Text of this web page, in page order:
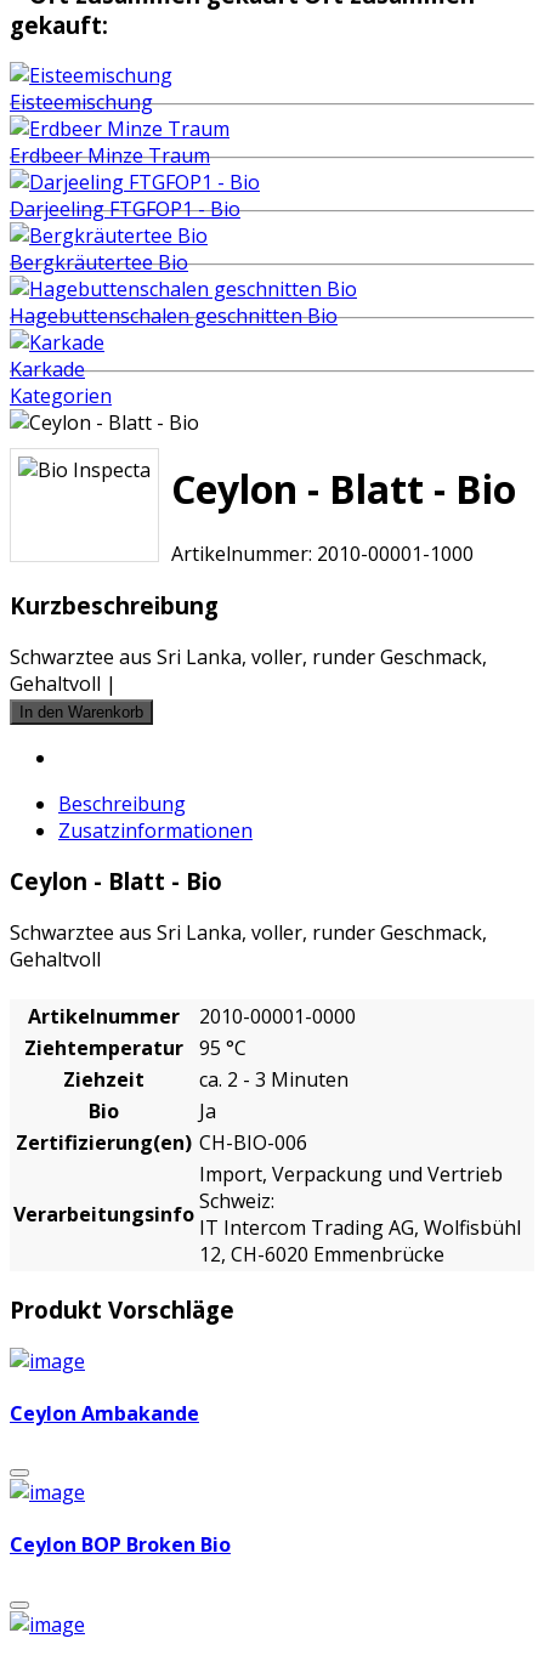
gekauft:
Eisteemischung
Erdbeer Minze Traum
Darjeeling FTGFOP1 - Bio
Bergkräutertee Bio
Hagebuttenschalen geschnitten Bio
Karkade
Kategorien
Ceylon - Blatt - Bio
Artikelnummer: 2010-00001-1000
Kurzbeschreibung
Schwarztee aus Sri Lanka, voller, runder Geschmack,
Gehaltvoll |
Beschreibung
Zusatzinformationen
Ceylon - Blatt - Bio
Schwarztee aus Sri Lanka, voller, runder Geschmack,
Gehaltvoll
Artikelnummer
2010-00001-0000
Ziehtemperatur 95 °C
Ziehzeit
ca. 2 - 3 Minuten
Bio
Ja
Zertifizierung(en) CH-BIO-006
Verarbeitungsinfo
Import, Verpackung und Vertrieb
Schweiz:
IT Intercom Trading AG, Wolfisbühl
12, CH-6020 Emmenbrücke
Produkt Vorschläge
Ceylon Ambakande
Ceylon BOP Broken Bio